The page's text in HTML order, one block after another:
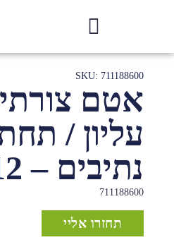
SKU: 711188600
אטם
נתיבים – 05912
711188600
תחזרו אליי